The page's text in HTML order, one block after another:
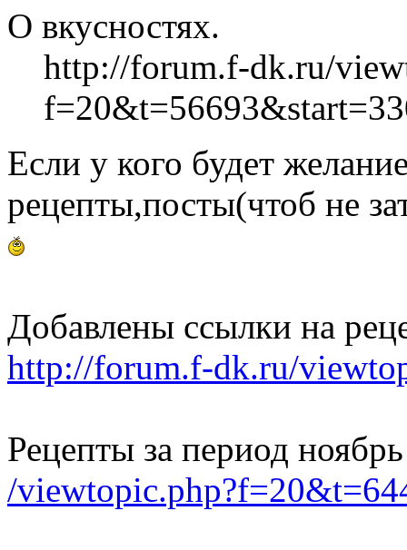
О вкусностях.
http://forum.f-dk.ru/
Если у кого будет
рецепты,посты(чтоб не
Добавлены ссылки на
http://forum.f-dk.ru/
Рецепты за период
/